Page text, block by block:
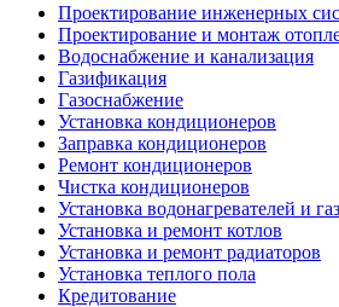
Проектирование инженерных
Проектирование и монтаж
Водоснабжение и канализация
Газификация
Газоснабжение
Установка кондиционеров
Заправка кондиционеров
Ремонт кондиционеров
Чистка кондиционеров
Установка водонагревателей и
Установка и ремонт котлов
Установка и ремонт радиаторов
Установка теплого пола
Кредитование